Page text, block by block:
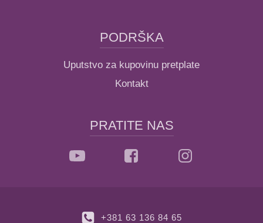
PODRŠKA
Uputstvo za kupovinu pretplate
Kontakt
PRATITE NAS
+381 63 136 84 65